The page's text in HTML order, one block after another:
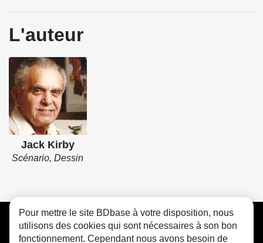
L'auteur
Jack Kirby
Scénario, Dessin
CGU FAQ Contact Cookies
Pour mettre le site BDbase à votre disposition, nous
utilisons des cookies qui sont nécessaires à son bon
fonctionnement. Cependant nous avons besoin de